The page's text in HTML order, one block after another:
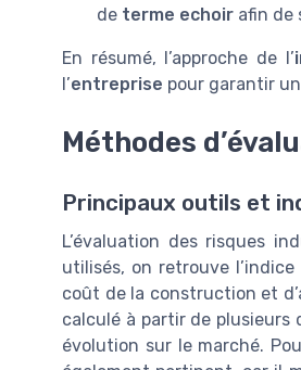
de terme echoir afin de
En résumé, l’approche de l’
l’entreprise pour garantir
Méthodes
Principaux outils et
L’évaluation des risques
utilisés, on retrouve
coût de la construction et
calculé à partir de plusieurs
évolution sur le marché.